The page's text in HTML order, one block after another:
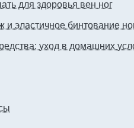
для здоровья вен ног
и эластичное бинтование
уход в домашних